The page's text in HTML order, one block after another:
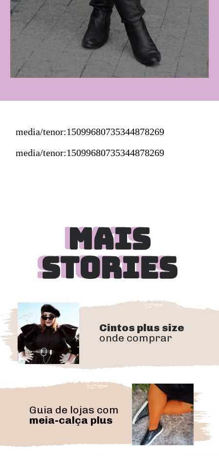
media/tenor:15099680735344878269
media/tenor:15099680735344878269
Cintos plus size
onde comprar
meia-calça plus
MAIS
STORIES
MAIS
STORIES